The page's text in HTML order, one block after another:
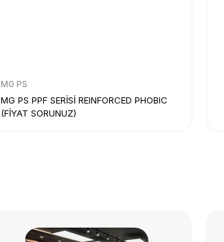
MG PS
MG PS PPF SERİSİ REINFORCED PHOBIC
(FİYAT SORUNUZ)